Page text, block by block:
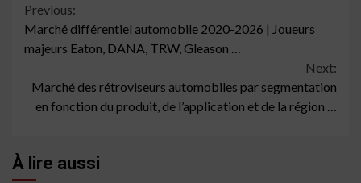
Continue
Reading
Previous:
Marché différentiel automobile 2020-2026 | Joueurs
majeurs Eaton, DANA, TRW, Gleason …
Next:
Marché des rétroviseurs automobiles par segmentation
en fonction du produit, de l’application et de la région …
À lire aussi